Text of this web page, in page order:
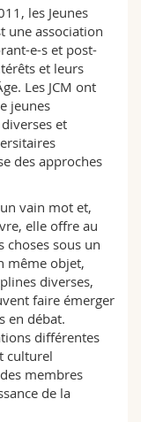
les Jeunes
une association
e-s et post-
et leurs
Les JCM ont
jeunes
et
des approches
vain mot et,
elle offre au
choses sous un
même objet,
diverses,
faire émerger
en débat.
différentes
culturel
membres
de la